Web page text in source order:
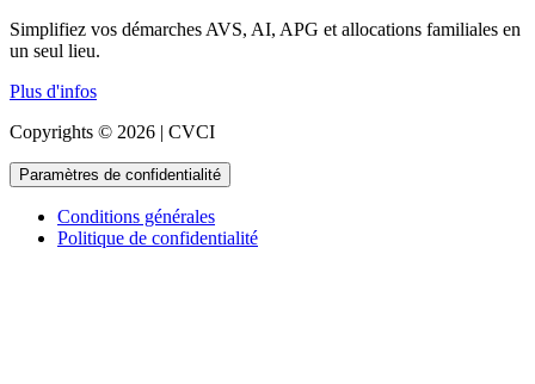
Simplifiez vos démarches AVS, AI, APG et allocations familiales en
un seul lieu.
Plus d'infos
Copyrights © 2026 | CVCI
Paramètres de confidentialité
Conditions générales
Politique de confidentialité